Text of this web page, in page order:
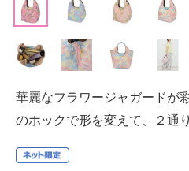
華麗なフラワージャガードが
のホックで形を変えて、２通